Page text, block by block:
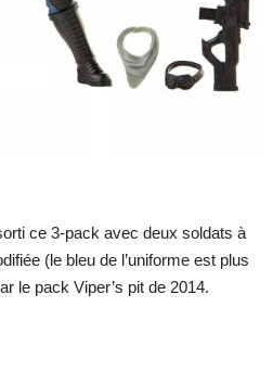
ce 3-pack avec deux soldats à
(le bleu de l’uniforme est plus
le pack Viper’s pit de 2014.